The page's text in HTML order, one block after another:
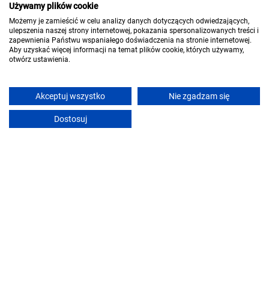
Używamy plików cookie
Możemy je zamieścić w celu analizy danych dotyczących odwiedzających,
ulepszenia naszej strony internetowej, pokazania spersonalizowanych treści i
zapewnienia Państwu wspaniałego doświadczenia na stronie internetowej.
Aby uzyskać więcej informacji na temat plików cookie, których używamy,
otwórz ustawienia.
Akceptuj wszystko Nie zgadzam się
Dostosuj